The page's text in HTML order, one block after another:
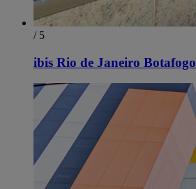
/ 5
ibis Rio de Janeiro Botafogo